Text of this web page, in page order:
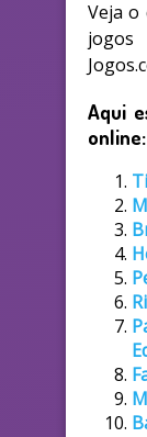
Veja o
Aqui
online: